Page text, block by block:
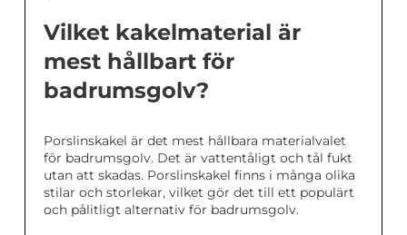
Vilket kakelmaterial är
mest hållbart för
badrumsgolv?
Porslinskakel är det mest hållbara materialvalet
för badrumsgolv. Det är vattentåligt och tål fukt
utan att skadas. Porslinskakel finns i många olika
stilar och storlekar, vilket gör det till ett populärt
och pålitligt alternativ för badrumsgolv.